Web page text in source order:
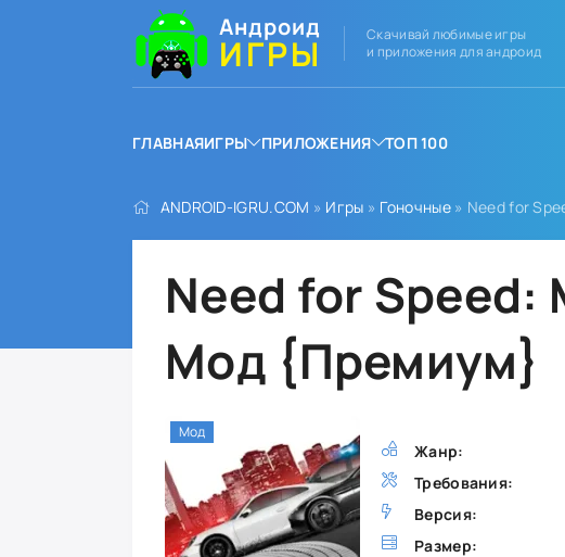
Андроид
ИГРЫ
Скачивай любимые игры
и приложения для андроид
ГЛАВНАЯИГРЫ ПРИЛОЖЕНИЯ ТОП 100
ANDROID-IGRU.COM » Игры » Гоночные» Need for
Need for Speed:
Мод {Премиум}
Жанр:
Требования:
Версия:
Размер:
Мод